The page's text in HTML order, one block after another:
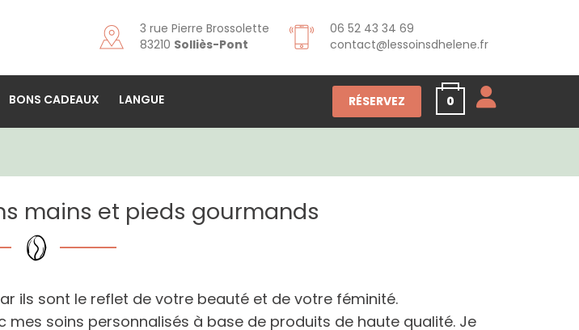
3 rue Pierre Brossolette
83210 Solliès-Pont
06 52 43 34 69
contact@lessoinsdhelene.fr
RÉSERVEZ 0
BONS CADEAUX LANGUE
mains et pieds gourmands
ils sont le reflet de votre beauté et de votre féminité.
soins personnalisés à base de produits de haute qualité. Je